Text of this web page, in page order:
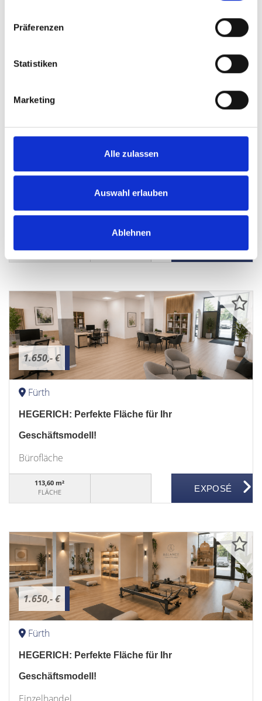
Präferenzen
Statistiken
Marketing
Alle zulassen
Auswahl erlauben
Ablehnen
895.000,- €
Mühlhausen
HEGERICH: Außergewöhnliches Liebhaberobjekt
mit historischem Flair und flexiblem
Nutzungskonzept
Einfamilienhaus
WOHNFLÄCHE
ZIMMER
1.650,- €
Fürth
HEGERICH: Perfekte Fläche für Ihr
Geschäftsmodell!
Bürofläche
113,60 m²
FLÄCHE
1.650,- €
Fürth
HEGERICH: Perfekte Fläche für Ihr
Geschäftsmodell!